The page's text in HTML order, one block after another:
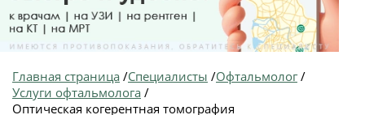
Главная страница /Специалисты /Офтальмолог/
Услуги офтальмолога /
Оптическая когерентная томография